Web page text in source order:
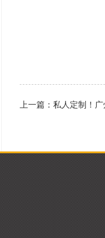
上一篇： 私人定制！